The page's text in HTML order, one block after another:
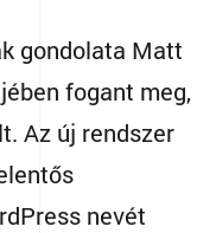
gondolata Matt
fogant meg,
Az új rendszer
nevét